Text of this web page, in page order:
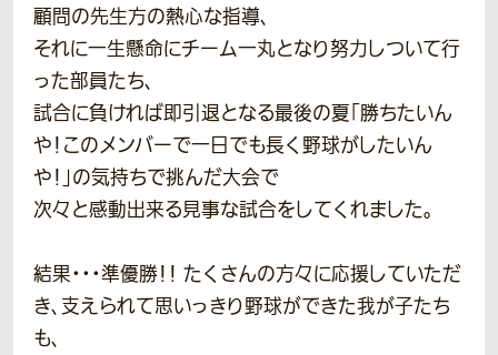
顧問の先生方の熱心な指導、
それに一生懸命にチーム一丸となり努力しついて行
った部員たち、
試合に負ければ即引退となる最後の夏「勝ちたいん
や！このメンバーで一日でも長く野球がしたいん
や！」の気持ちで挑んだ大会で
次々と感動出来る見事な試合をしてくれました。
結果・・・準優勝！！ たくさんの方々に応援していただ
き、支えられて思いっきり野球ができた我が子たち
も、